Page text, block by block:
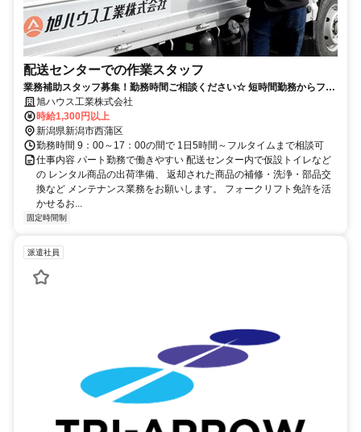
配送センターでの作業スタッフ
業務補助スタッフ募集！勤務時間ご相談ください☆ 短時間勤務からフル
タイム迄対応可能！
旭ハウス工業株式会社
時給1,300円以上
新潟県新潟市西蒲区
勤務時間 9：00～17：00の間で 1日5時間～フルタイムまで相談可
仕事内容 パート勤務で働きやすい 配送センター内で仮設トイレなど
の レンタル商品の出荷準備、 返却された商品の補修・洗浄・部品交
換など メンテナンス業務をお願いします。 フォークリフト免許を活
かせるお...
固定時間制
派遣社員